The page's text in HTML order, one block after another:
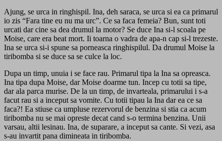
Ajung, se urca in ringhispil. Ina, deh saraca, se urca si ea ca primarul
io zis “Fara tine eu nu ma urc”. Ce sa faca femeia? Bun, sunt toti
urcati dar cine sa dea drumul la motor? Se duce Ina si-l scoala pe
Moise, care era beat mort. Ii toarna o vadra de apa-n cap si-l trezeste.
Ina se urca si-i spune sa porneasca ringhispilul. Da drumul Moise la
tiribomba si se duce sa se culce la loc.
Dupa un timp, unuia i se face rau. Primarul tipa la Ina sa opreasca.
Ina tipa dupa Moise, dar Moise doarme tun. Incep cu totii sa tipe,
dar ala parca murise. De la un timp, de invarteala, primarului i s-a
facut rau si a inceput sa vomite. Cu totii tipau la Ina dar ea ce sa
faca?! Ea stiuse ca umpluse rezervorul de benzina si stia ca acum
tiribomba nu se mai opreste decat cand s-o termina benzina. Unii
varsau, altii lesinau. Ina, de suparare, a inceput sa cante. Si vezi, asa
s-au invartit pana dimineata in tiribomba.